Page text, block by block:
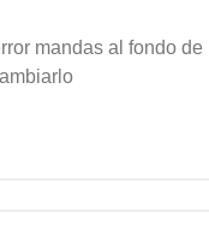
mandas al fondo de